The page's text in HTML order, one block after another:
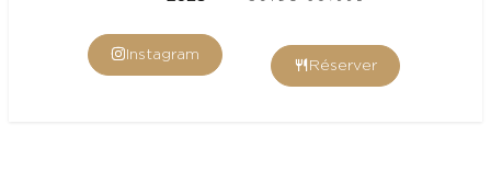
Instagram
Réserver